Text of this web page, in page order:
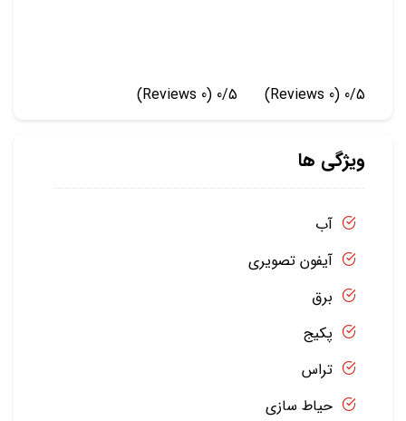
0/5
(0 Reviews)
0/5
(0 Reviews)
ویژگی ها
آب
آیفون تصویری
برق
پکیج
تراس
حیاط سازی